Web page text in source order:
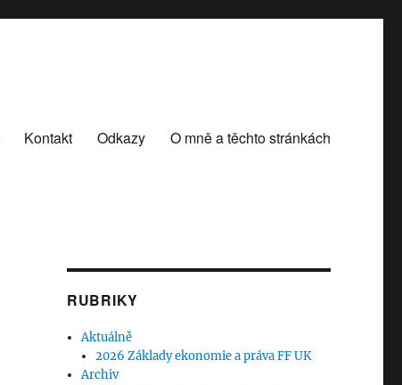
Kontakt Odkazy O mně a těchto stránkách
RUBRIKY
Aktuálně
2026 Základy ekonomie a práva FF UK
Archiv